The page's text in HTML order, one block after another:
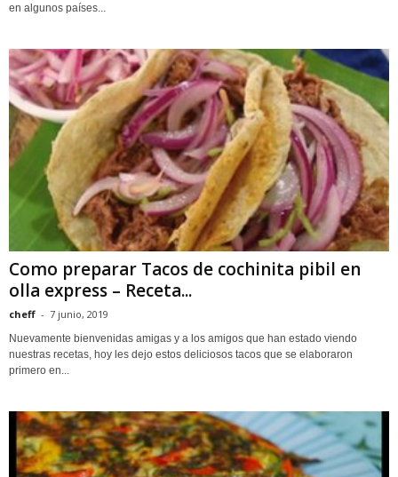
en algunos países...
Como preparar Tacos de cochinita pibil en
olla express – Receta...
cheff - 7 junio, 2019
Nuevamente bienvenidas amigas y a los amigos que han estado viendo
nuestras recetas, hoy les dejo estos deliciosos tacos que se elaboraron
primero en...